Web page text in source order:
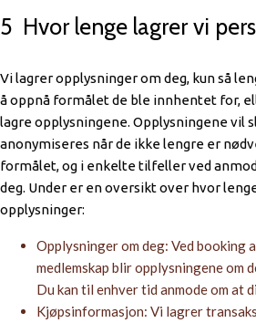
5 Hvor lenge lagrer vi
Vi lagrer opplysninger om deg, kun så
å oppnå formålet de ble innhentet for,
lagre opplysningene. Opplysningene vil
anonymiseres når de ikke lengre er
formålet, og i enkelte tilfeller ved
deg. Under er en oversikt over hvor
opplysninger:
Opplysninger om deg: Ved booking
medlemskap blir opplysningene om
Du kan til enhver tid anmode om at
Kjøpsinformasjon: Vi lagrer